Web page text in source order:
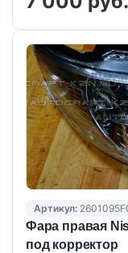
Артикул:
Фара правая
под корректор